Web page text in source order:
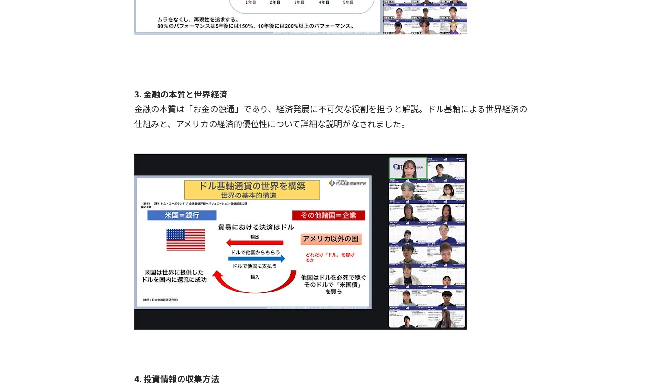
3. 金融の本質と世界経済
金融の本質は「お金の融通」であり、経済発展に不可欠な役割を担うと解説。ドル基軸による世界経済の
仕組みと、アメリカの経済的優位性について詳細な説明がなされました。
4. 投資情報の収集方法